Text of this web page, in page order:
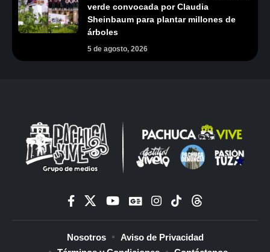
verde convocada por Claudia
Sheinbaum para plantar millones de
árboles
5 de agosto, 2026
Nosotros
Aviso de Privacidad